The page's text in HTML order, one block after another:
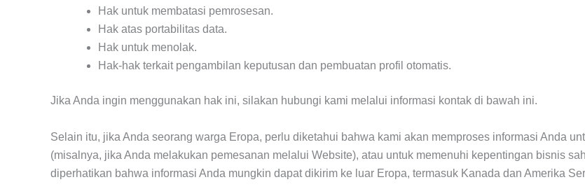
Hak untuk membatasi pemrosesan.
Hak atas portabilitas data.
Hak untuk menolak.
Hak-hak terkait pengambilan keputusan dan pembuatan profil otomatis.
Jika Anda ingin menggunakan hak ini, silakan hubungi kami melalui informasi kontak di bawah ini.
Selain itu, jika Anda seorang warga Eropa, perlu diketahui bahwa kami akan memproses informasi Anda
(misalnya, jika Anda melakukan pemesanan melalui Website), atau untuk memenuhi kepentingan bisnis
diperhatikan bahwa informasi Anda mungkin dapat dikirim ke luar Eropa, termasuk Kanada dan Amerika